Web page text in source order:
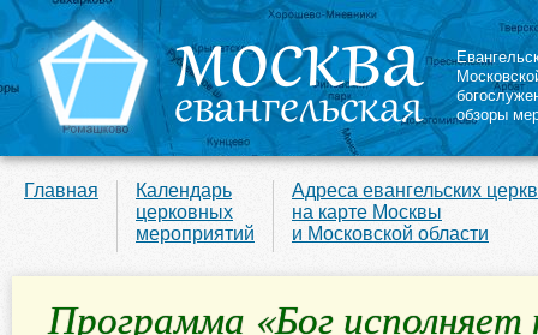
обзоры
Главная
Календарь
церковных
мероприятий
Адреса евангельских
на карте Москвы
и Московской области
Программа «Бог исполняет